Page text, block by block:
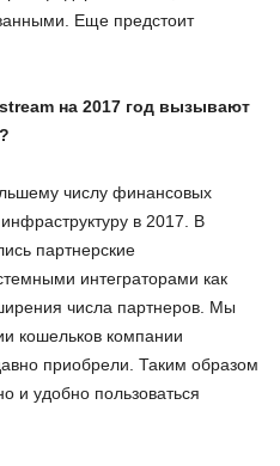
Еще предстоит
на 2017 год вызывают
числу финансовых
в 2017. В
партнерские
интеграторами как
числа партнеров. Мы
кошельков компании
приобрели. Таким образом
и удобно пользоваться